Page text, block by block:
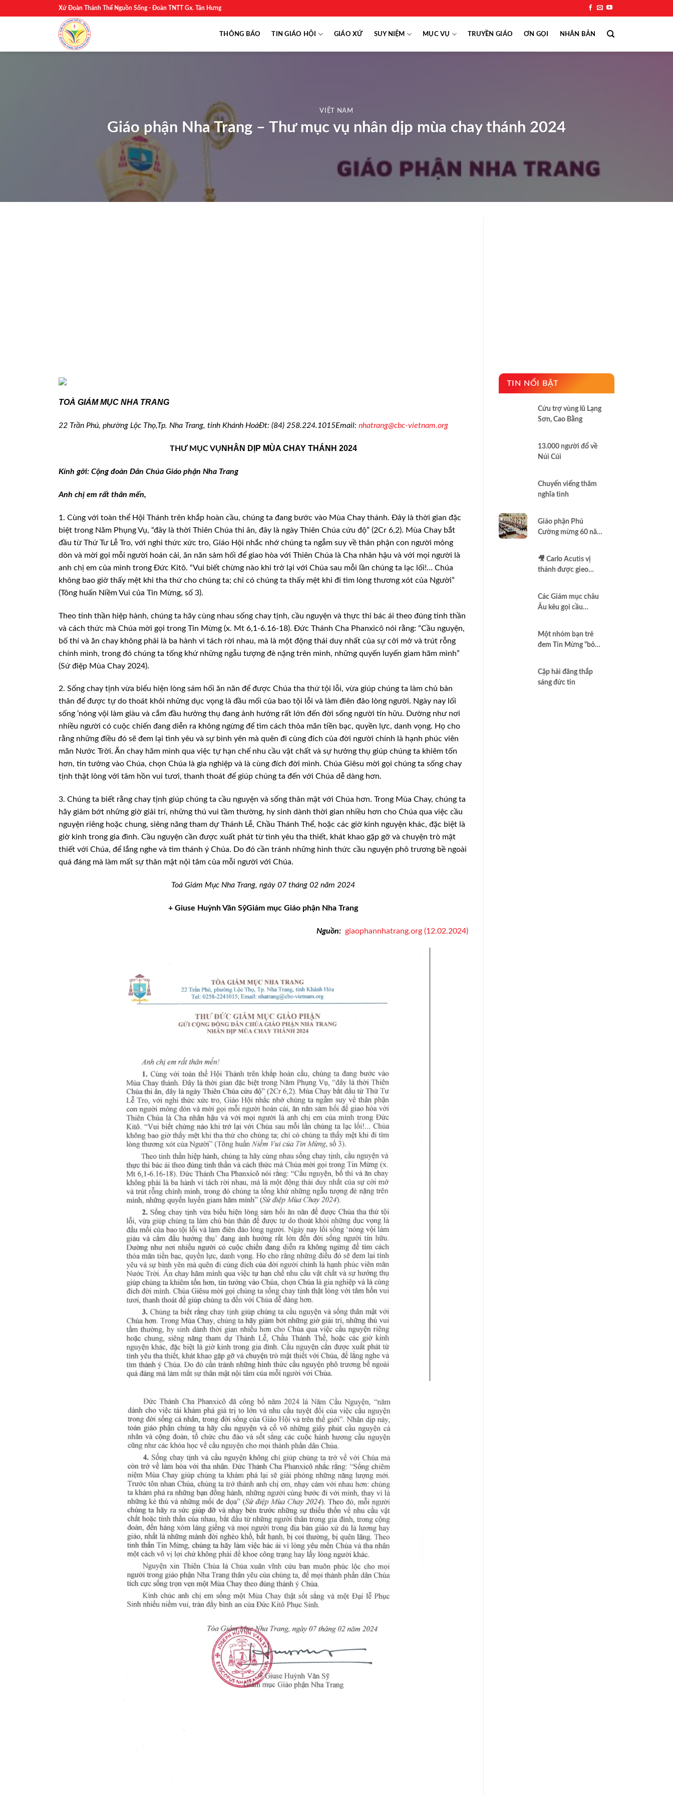
to
Xứ Đoàn Thánh Thể Nguồn Sống - Đoàn TNTT Gx. Tân Hưng
THÔNG BÁO TIN GIÁO HỘI GIÁO XỨ SUY NIỆM MỤC VỤ TRUYỀN GIÁO ƠN GỌI NHÂN BẢN
VIỆT NAM
Giáo phận Nha Trang – Thư mục vụ nhân dịp mùa chay thánh 2024
TOÀ GIÁM MỤC NHA TRANG
22 Trần Phú, phường Lộc Thọ,Tp. Nha Trang, tỉnh Khánh HoàĐt: (84) 258.224.1015Email: nhatrang@cbc-vietnam.org
THƯ MỤC VỤ NHÂN DỊP MÙA CHAY THÁNH 2024
Kính gởi: Cộng đoàn Dân Chúa Giáo phận Nha Trang
Anh chị em rất thân mến,
1. Cùng với toàn thể Hội Thánh trên khắp hoàn cầu, chúng ta đang bước vào Mùa Chay thánh. Đây là thời gian đặc
biệt trong Năm Phụng Vụ, “đây là thời Thiên Chúa thi ân, đây là ngày Thiên Chúa cứu độ” (2Cr 6,2). Mùa Chay bắt
đầu từ Thứ Tư Lễ Tro, với nghi thức xức tro, Giáo Hội nhắc nhớ chúng ta ngẫm suy về thân phận con người mỏng
dòn và mời gọi mỗi người hoán cải, ăn năn sảm hối để giao hòa với Thiên Chúa là Cha nhân hậu và với mọi người là
anh chị em của mình trong Đức Kitô. “Vui biết chừng nào khi trở lại với Chúa sau mỗi lần chúng ta lạc lối!… Chúa
không bao giờ thấy mệt khi tha thứ cho chúng ta; chỉ có chúng ta thấy mệt khi đi tìm lòng thương xót của Người”
(Tông huấn Niềm Vui của Tin Mừng, số 3).
Theo tinh thần hiệp hành, chúng ta hãy cùng nhau sống chay tịnh, cầu nguyện và thực thi bác ái theo đúng tinh thần
và cách thức mà Chúa mời gọi trong Tin Mừng (x. Mt 6,1-6.16-18). Đức Thánh Cha Phanxicô nói rằng: “Cầu nguyện,
bố thí và ăn chay không phải là ba hành vi tách rời nhau, mà là một động thái duy nhất của sự cởi mở và trút rỗng
chính mình, trong đó chúng ta tống khứ những ngẫu tượng đè nặng trên mình, những quyến luyến giam hãm mình”
(Sứ điệp Mùa Chay 2024).
2. Sống chay tịnh vừa biểu hiện lòng sám hối ăn năn để được Chúa tha thứ tội lỗi, vừa giúp chúng ta làm chủ bản
thân để được tự do thoát khỏi những dục vọng là đầu mối của bao tội lỗi và làm điên đảo lòng người. Ngày nay lối
sống ‘nóng vội làm giàu và cắm đầu hưởng thụ đang ảnh hưởng rất lớn đến đời sống người tín hữu. Dường như nơi
nhiều người có cuộc chiến đang diễn ra không ngừng để tìm cách thỏa mãn tiền bạc, quyền lực, danh vọng. Họ cho
rằng những điều đó sẽ đem lại tình yêu và sự bình yên mà quên đi cùng đích của đời người chính là hạnh phúc viên
mãn Nước Trời. Ăn chay hãm mình qua việc tự hạn chế nhu cầu vật chất và sự hưởng thụ giúp chúng ta khiêm tốn
hơn, tin tưởng vào Chúa, chọn Chúa là gia nghiệp và là cùng đích đời mình. Chúa Giêsu mời gọi chúng ta sống chay
tịnh thật lòng với tâm hồn vui tươi, thanh thoát để giúp chúng ta đến với Chúa dễ dàng hơn.
3. Chúng ta biết rằng chay tịnh giúp chúng ta cầu nguyện và sống thân mật với Chúa hơn. Trong Mùa Chay, chúng ta
hãy giảm bớt những giờ giải trí, những thú vui tầm thường, hy sinh dành thời gian nhiều hơn cho Chúa qua việc cầu
nguyện riêng hoặc chung, siêng năng tham dự Thánh Lễ, Chầu Thánh Thể, hoặc các giờ kinh nguyện khác, đặc biệt là
giờ kinh trong gia đình. Cầu nguyện cần được xuất phát từ tình yêu tha thiết, khát khao gặp gỡ và chuyện trò mật
thiết với Chúa, để lắng nghe và tìm thánh ý Chúa. Do đó cần tránh những hình thức cầu nguyện phô trương bề ngoài
quá đáng mà làm mất sự thân mật nội tâm của mỗi người với Chúa.
Toà Giám Mục Nha Trang, ngày 07 tháng 02 năm 2024
+ Giuse Huỳnh Văn SỹGiám mục Giáo phận Nha Trang
Nguồn: giaophannhatrang.org (12.02.2024)
TIN NỔI BẬT
Cứu trợ vùng lũ Lạng
Sơn, Cao Bằng
13.000 người đổ về
Núi Cúi
Chuyến viếng thăm
nghĩa tình
Giáo phận Phú
Cường mừng 60 năm
🎥 Carlo Acutis vị
thánh được gieo
2025 | #15
Các Giám mục châu
Âu kêu gọi cầu
Một nhóm bạn trẻ
đem Tin Mừng “bỏ
Cặp hải đăng thắp
sáng đức tin